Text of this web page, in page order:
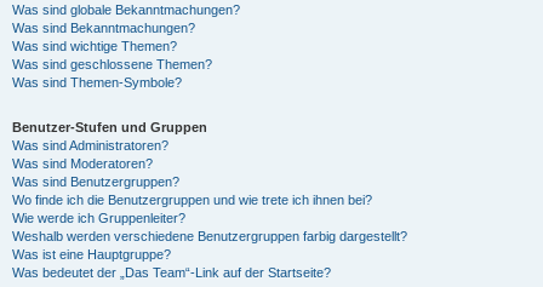
Was sind globale Bekanntmachungen?
Was sind Bekanntmachungen?
Was sind wichtige Themen?
Was sind geschlossene Themen?
Was sind Themen-Symbole?
Benutzer-Stufen und Gruppen
Was sind Administratoren?
Was sind Moderatoren?
Was sind Benutzergruppen?
Wo finde ich die Benutzergruppen und wie trete ich ihnen bei?
Wie werde ich Gruppenleiter?
Weshalb werden verschiedene Benutzergruppen farbig dargestellt?
Was ist eine Hauptgruppe?
Was bedeutet der „Das Team“-Link auf der Startseite?